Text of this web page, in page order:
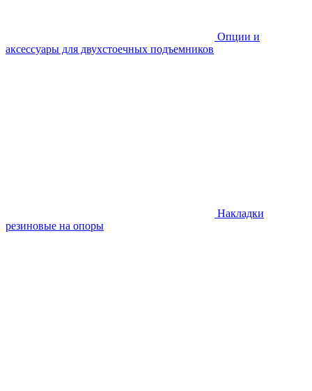
Опции и
аксессуары для двухстоечных подъемников
Накладки
резиновые на опоры